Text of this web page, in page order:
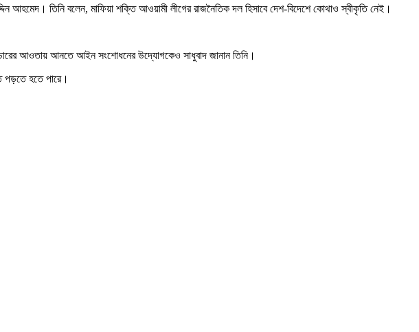
আহমেদ। তিনি বলেন, মাফিয়া শক্তি আওয়ামী লীগের রাজনৈতিক দল হিসাবে দেশ-বিদেশে কোথাও স্বীকৃতি নেই।
আওতায় আনতে আইন সংশোধনের উদ্যোগকেও সাধুবাদ জানান তিনি।
পড়তে হতে পারে।